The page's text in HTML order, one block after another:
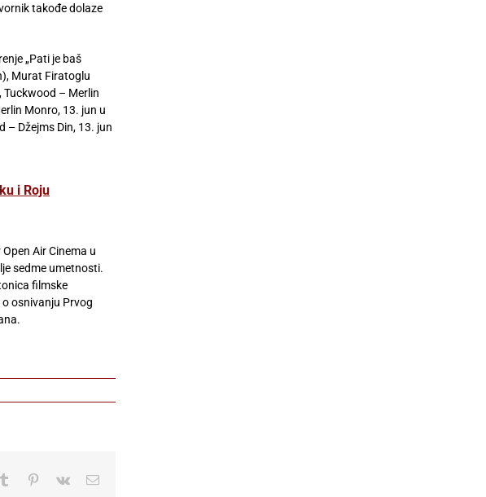
takođe dolaze
„Pati je baš
Murat Firatoglu
Tuckwood – Merlin
Monro, 13. jun u
– Džejms Din, 13. jun
i Roju
Air Cinema u
sedme umetnosti.
filmske
osnivanju Prvog
Tumblr Pinterest
Vk Email